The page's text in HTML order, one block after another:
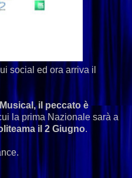
social ed ora arriva il
il peccato è
la prima Nazionale sarà a
il 2 Giugno.